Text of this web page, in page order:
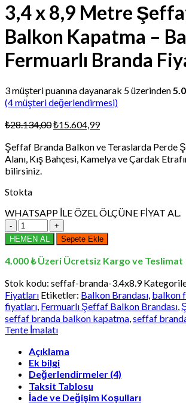
3,4 x 8,9 Metre
Balkon Kapatma –
Fermuarlı Branda
3müşteri puanına dayanarak 5 üzerinden
(4müşteri değerlendirmesi)
₺28.134,00Orijinal
₺28.134,00.
₺15.604,99Şu
fiyat:
₺15.604,99.
Şeffaf Branda Balkon ve Teraslarda Perde
Alanı, Kış Bahçesi, Kamelya ve Çardak
bilirsiniz.
Stokta
WHATSAPP İLE ÖZEL ÖLÇÜNE FİYAT AL.
3,4
x
8,9
Metre
Branda
Balkon
Kapatma
-
Balkon
Fermuarlı
Branda
Fiyatları
adet
HEMEN AL Sepete Ekle
4.000 ₺ Üzeri Ücretsiz Kargo ve Teslimat
Stok kodu: seffaf-branda-3.4x8.9
Fiyatları Etiketler: Balkon Brandası, balkon
fiyatları, Fermuarlı Şeffaf Balkon Brandası,
seffaf branda balkon kapatma,seffaf
Tente İmalatı
Açıklama
Ek bilgi
Değerlendirmeler (4)
Taksit Tablosu
İade ve Değişim Koşulları